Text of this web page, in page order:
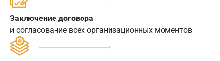
Заключение договора
и согласование всех организационных моментов